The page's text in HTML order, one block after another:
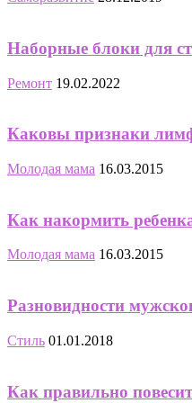
Наборные блоки для
Ремонт 19.02.2022
Каковы признаки
Молодая мама 16.03.2015
Как накормить
Молодая мама 16.03.2015
Разновидности
Стиль 01.01.2018
Как правильно